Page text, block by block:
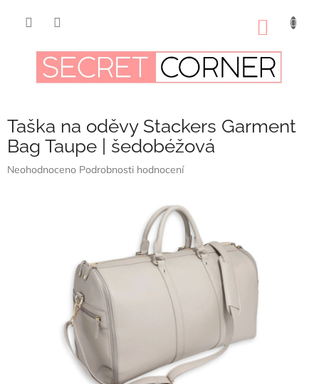
Taška na oděvy Stackers Garment
Bag Taupe | šedobéžová
Průměrné
Neohodnoceno Podrobnosti hodnocení